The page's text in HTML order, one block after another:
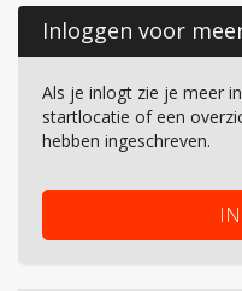
Inloggen voor
Als je inlogt zie je meer
startlocatie of een
hebben ingeschreven.